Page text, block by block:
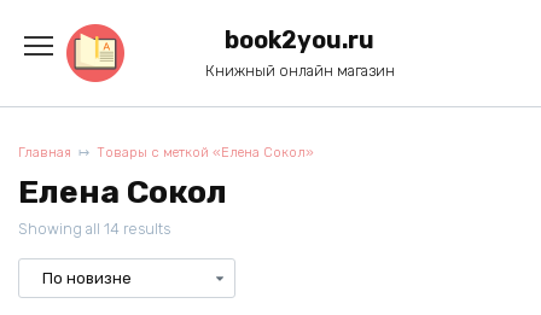
содержанию
book2you.ru
Книжный онлайн магазин
Главная Товары с меткой «Елена Сокол»
Елена Сокол
Showing all 14 results